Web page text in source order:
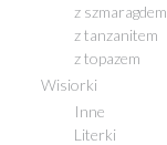
z szmaragdem
z tanzanitem
z topazem
Wisiorki
Inne
Literki